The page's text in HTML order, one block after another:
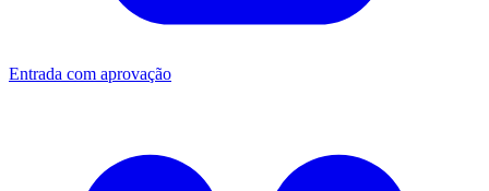
Entrada com aprovação